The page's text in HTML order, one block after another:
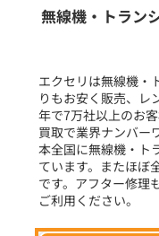
フリーワ
選
無線機・トラン
エクセリは無線機・
りもお安く販売、レ
年で7万社以上のお
買取で業界ナンバー
本全国に無線機・ト
ています。またほぼ
です。アフター修理
ご利用ください。